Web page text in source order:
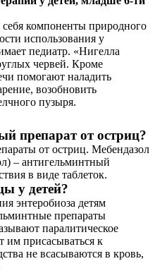
компоненты природного
использования у
педиатр. «Нигелла
червей. Кроме
помогают наладить
возобновить
пузыря.
препарат от остриц?
от остриц. Мебендазол
– антигельминтный
в виде таблеток.
у детей?
энтеробиоза детям
препараты
паралитическое
им присасываться к
не всасываются в кровь,